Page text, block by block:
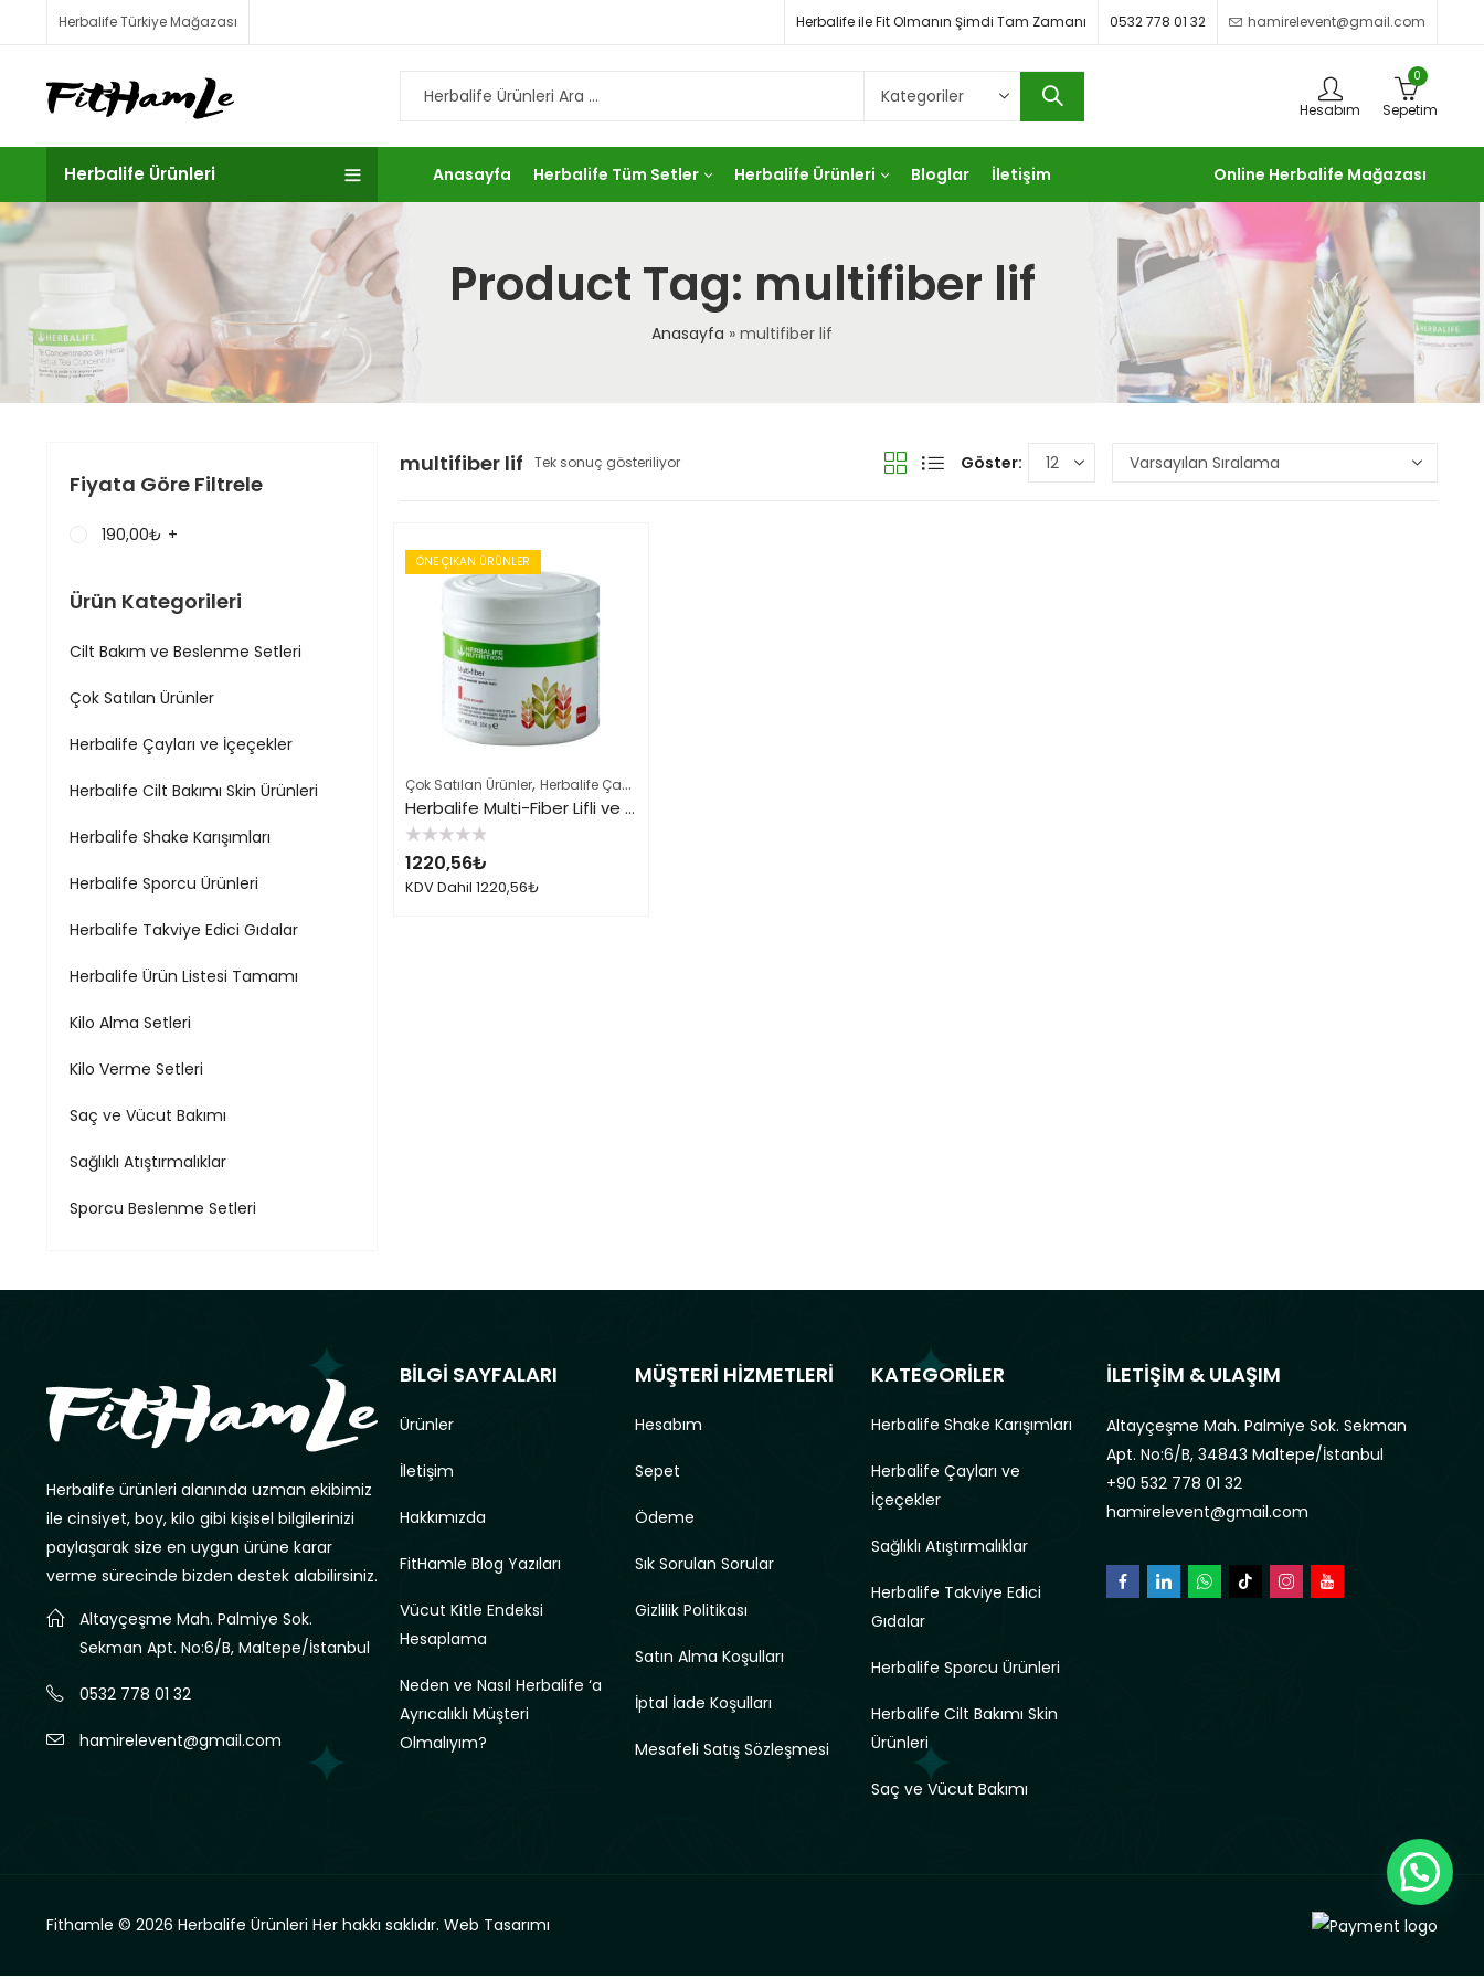
Herbalife Türkiye Mağazası Herbalife ile Fit Olmanın Şimdi Tam Zamanı 0532 778 01 32 hamirelevent@gmail.com
Hesabım
0
Sepetim
Herbalife Ürünleri Anasayfa Herbalife Tüm Setler Herbalife Ürünleri Bloglar İletişim Online Herbalife Mağazası
Product Tag: multifiber lif
Anasayfa » multifiber lif
multifiber lif Tek sonuç gösteriliyor Göster:
ÖNE ÇIKAN ÜRÜNLER
Çok Satılan Ürünler, Herbalife Çayları ve İçeçekler
Herbalife Multi-Fiber Lifli ve Aromalı İçecek Tozu Elma
5
üzerinden
0
oy
1220,56₺
KDV Dahil 1220,56₺
Fiyata Göre Filtrele
190,00₺ +
Ürün Kategorileri
Cilt Bakım ve Beslenme Setleri
Çok Satılan Ürünler
Herbalife Çayları ve İçeçekler
Herbalife Cilt Bakımı Skin Ürünleri
Herbalife Shake Karışımları
Herbalife Sporcu Ürünleri
Herbalife Takviye Edici Gıdalar
Herbalife Ürün Listesi Tamamı
Kilo Alma Setleri
Kilo Verme Setleri
Saç ve Vücut Bakımı
Sağlıklı Atıştırmalıklar
Sporcu Beslenme Setleri
Herbalife ürünleri alanında uzman ekibimiz
ile cinsiyet, boy, kilo gibi kişisel bilgilerinizi
paylaşarak size en uygun ürüne karar
verme sürecinde bizden destek alabilirsiniz.
Altayçeşme Mah. Palmiye Sok.
Sekman Apt. No:6/B, Maltepe/İstanbul
0532 778 01 32
hamirelevent@gmail.com
BİLGİ SAYFALARI
Ürünler
İletişim
Hakkımızda
FitHamle Blog Yazıları
Vücut Kitle Endeksi
Hesaplama
Neden ve Nasıl Herbalife ‘a
Ayrıcalıklı Müşteri
Olmalıyım?
MÜŞTERİ HİZMETLERİ
Hesabım
Sepet
Ödeme
Sık Sorulan Sorular
Gizlilik Politikası
Satın Alma Koşulları
İptal İade Koşulları
Mesafeli Satış Sözleşmesi
KATEGORİLER
Herbalife Shake Karışımları
Herbalife Çayları ve
İçeçekler
Sağlıklı Atıştırmalıklar
Herbalife Takviye Edici
Gıdalar
Herbalife Sporcu Ürünleri
Herbalife Cilt Bakımı Skin
Ürünleri
Saç ve Vücut Bakımı
İLETİŞİM & ULAŞIM
Altayçeşme Mah. Palmiye Sok. Sekman
Apt. No:6/B, 34843 Maltepe/İstanbul
+90 532 778 01 32
hamirelevent@gmail.com
Fithamle © 2026 Herbalife Ürünleri Her hakkı saklıdır. Web Tasarımı